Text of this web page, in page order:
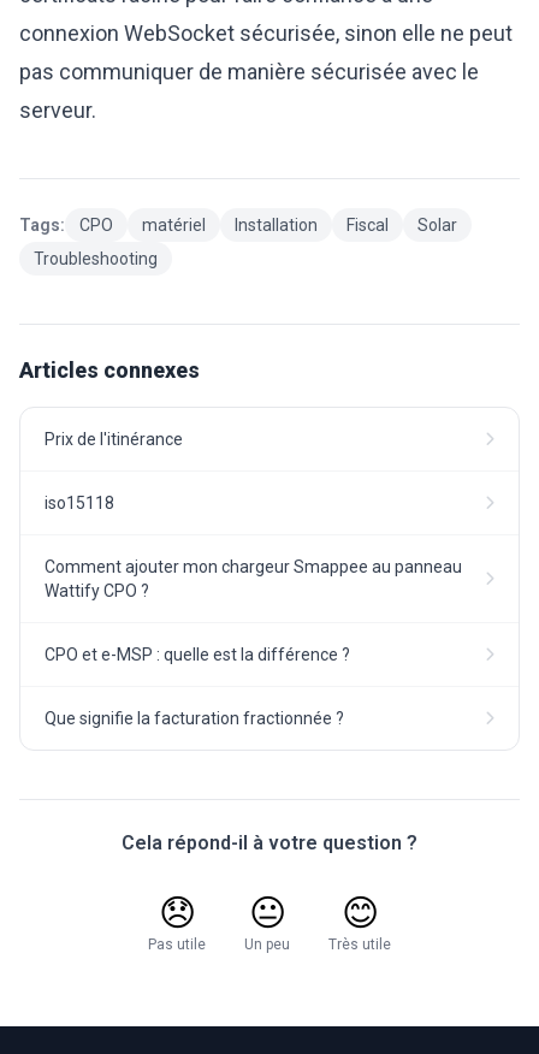
connexion WebSocket sécurisée, sinon elle ne peut
pas communiquer de manière sécurisée avec le
serveur.
Tags: CPO matériel Installation Fiscal
Solar
Troubleshooting
Articles connexes
Prix de l'itinérance
iso15118
Comment ajouter mon chargeur Smappee au panneau
Wattify CPO ?
CPO et e-MSP : quelle est la différence ?
Que signifie la facturation fractionnée ?
Cela répond-il à votre question ?
😞
Pas utile
😐
Un peu
😊
Très utile